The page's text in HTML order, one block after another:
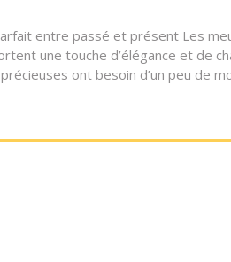
entre passé et présent Les
une touche d’élégance et de
ont besoin d’un peu de